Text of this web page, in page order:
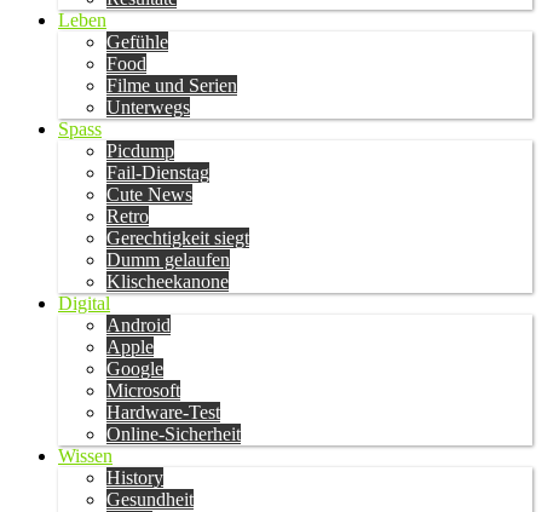
Leben
Gefühle
Food
Filme und Serien
Unterwegs
Spass
Picdump
Fail-Dienstag
Cute News
Retro
Gerechtigkeit siegt
Dumm gelaufen
Klischeekanone
Digital
Android
Apple
Google
Microsoft
Hardware-Test
Online-Sicherheit
Wissen
History
Gesundheit